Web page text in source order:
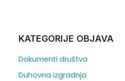
KATEGORIJE OBJAVA
Dokumenti društva
Duhovna izgradnja